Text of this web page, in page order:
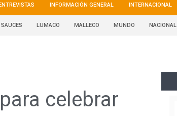
INFORMACIÓN GENERAL INTERNACIONAL
LUMACO MALLECO MUNDO NACIONAL
celebrar